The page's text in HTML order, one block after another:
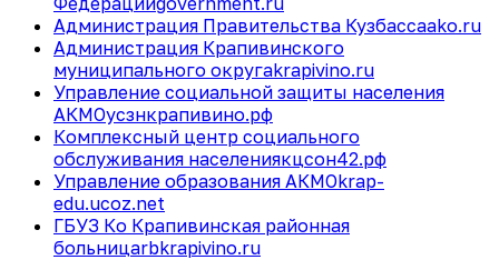
Администрация Правительства Кузбассаako.ru
Администрация Крапивинского
муниципального округаkrapivino.ru
Управление социальной защиты населения
АКМОусзнкрапивино.рф
Комплексный центр социального
обслуживания населениякцсон42.рф
Управление образования АКМОkrap-
edu.ucoz.net
ГБУЗ Ко Крапивинская районная
больницаrbkrapivino.ru